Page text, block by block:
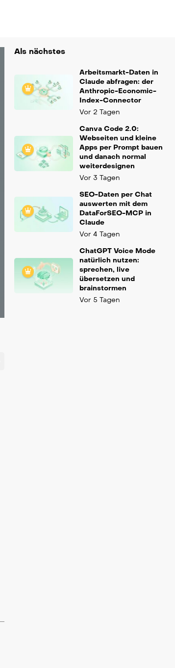
Als nächstes
Arbeitsmarkt-Daten in
Claude abfragen: der
Anthropic-Economic-
Index-Connector
Vor 2 Tagen
Canva Code 2.0:
Webseiten und kleine
Apps per Prompt bauen
und danach normal
weiterdesignen
Vor 3 Tagen
SEO-Daten per Chat
auswerten mit dem
DataForSEO-MCP in
Claude
Vor 4 Tagen
ChatGPT Voice Mode
natürlich nutzen:
sprechen, live
übersetzen und
brainstormen
Vor 5 Tagen